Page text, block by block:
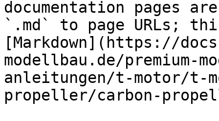
documentation pages
`.md` to page URLs;
[Markdown](https://
modellbau.de/premium-
anleitungen/t-motor/t-
propeller/carbon-